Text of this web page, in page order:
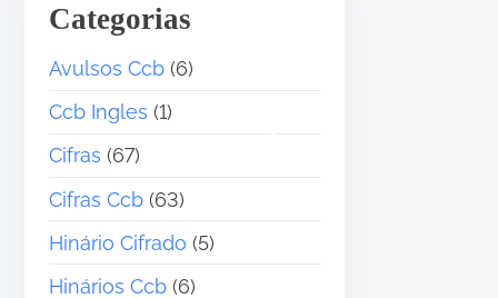
Categorias
Avulsos Ccb (6)
Ccb Ingles (1)
Cifras (67)
Cifras Ccb (63)
Hinário Cifrado (5)
Hinários Ccb (6)